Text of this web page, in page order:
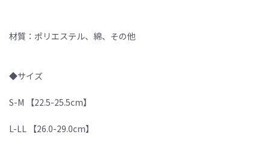
材質：ポリエステル、綿、その他
◆サイズ
S-M 【22.5-25.5cm】
L-LL 【26.0-29.0cm】